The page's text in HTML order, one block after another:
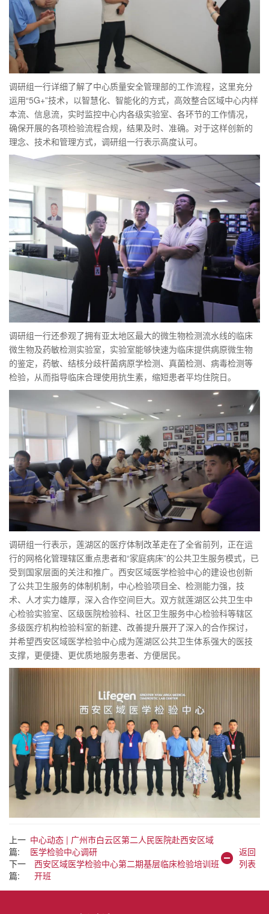
调研组一行详细了解了中心质量安全管理部的工作流程，这里充分
运用“5G+”技术，以智慧化、智能化的方式，高效整合区域中心内样
本流、信息流，实时监控中心内各级实验室、各环节的工作情况，
确保开展的各项检验流程合规，结果及时、准确。对于这样创新的
理念、技术和管理方式，调研组一行表示高度认可。
调研组一行还参观了拥有亚太地区最大的微生物检测流水线的临床
微生物及药敏检测实验室，实验室能够快速为临床提供病原微生物
的鉴定，药敏、结核分歧杆菌病原学检测、真菌检测、病毒检测等
检验，从而指导临床合理使用抗生素，缩短患者平均住院日。
调研组一行表示，莲湖区的医疗体制改革走在了全省前列，正在运
行的网格化管理辖区重点患者和“家庭病床”的公共卫生服务模式，已
受到国家层面的关注和推广。西安区域医学检验中心的建设也创新
了公共卫生服务的体制机制，中心检验项目全、检测能力强，技
术、人才实力雄厚，深入合作空间巨大。双方就莲湖区公共卫生中
心检验实验室、区级医院检验科、社区卫生服务中心检验科等辖区
多级医疗机构检验科室的新建、改善提升展开了深入的合作探讨，
并希望西安区域医学检验中心成为莲湖区公共卫生体系强大的医技
支撑，更便捷、更优质地服务患者、方便居民。
上一
篇:
中心动态 | 广州市白云区第二人民医院赴西安区域
医学检验中心调研
下一
篇:
西安区域医学检验中心第二期基层临床检验培训班
开班
返回
列表